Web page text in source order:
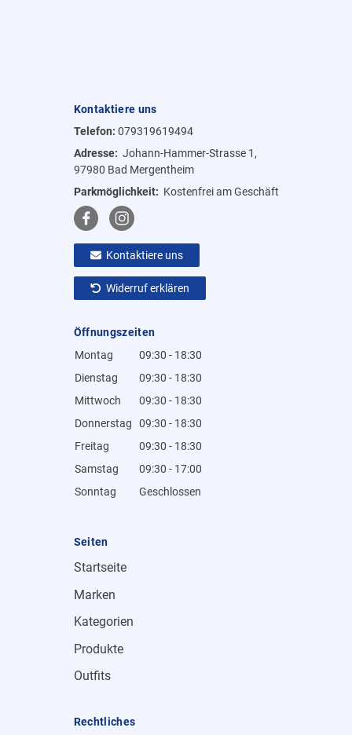
Kontaktiere uns
Telefon: 079319619494
Adresse: Johann-Hammer-Strasse 1,
97980 Bad Mergentheim
Parkmöglichkeit: Kostenfrei am Geschäft
Kontaktiere uns
Widerruf erklären
Öffnungszeiten
Montag
09:30 - 18:30
Dienstag
09:30 - 18:30
Mittwoch
09:30 - 18:30
Donnerstag
09:30 - 18:30
Freitag
09:30 - 18:30
Samstag
09:30 - 17:00
Sonntag
Geschlossen
Seiten
Startseite
Marken
Kategorien
Produkte
Outfits
Rechtliches